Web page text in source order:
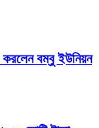
করলেন বম্বু ইউনিয়ন